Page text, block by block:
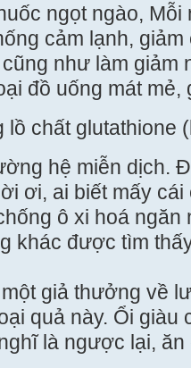
ngọt ngào,
cảm lạnh,
như làm giảm
đồ uống mát
chất glutathione
hệ miễn dịch.
ơi, ai biết mấy
ô xi hoá ngăn
khác được tìm
giả thưởng về
quả này. Ổi
là ngược lại,